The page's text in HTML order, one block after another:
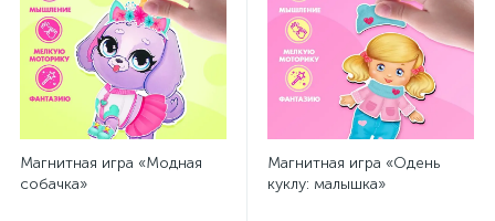
Магнитная игра «Модная
собачка»
Магнитная игра «Одень
куклу: малышка»